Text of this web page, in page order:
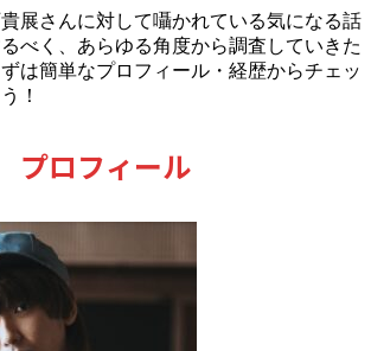
展さんに対して囁かれている気になる話
べく、あらゆる角度から調査していきた
は簡単なプロフィール・経歴からチェッ
！
プロフィール